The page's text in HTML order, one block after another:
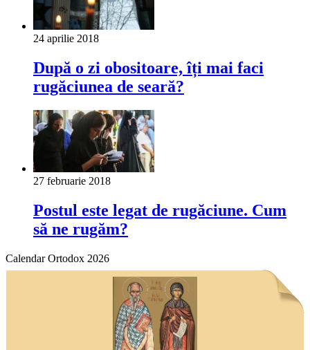
24 aprilie 2018
După o zi obositoare, îți mai faci
rugăciunea de seară?
27 februarie 2018
Postul este legat de rugăciune. Cum
să ne rugăm?
Calendar Ortodox 2026